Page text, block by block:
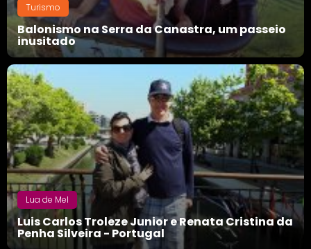
Turismo
Balonismo na Serra da Canastra, um passeio
inusitado
Lua de Mel
Luis Carlos Troleze Junior e Renata Cristina da
Penha Silveira - Portugal